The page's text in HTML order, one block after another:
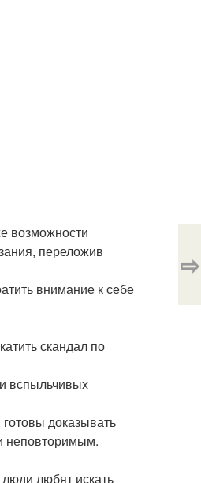
возможности
переложив
внимание к себе
скандал по
вспыльчивых
доказывать
неповторимым.
люди любят искать
⇨